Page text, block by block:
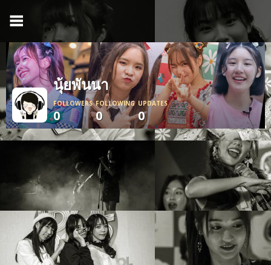
นุ้ยพันนา
FOLLOWERS
0
FOLLOWING
0
UPDATES
0